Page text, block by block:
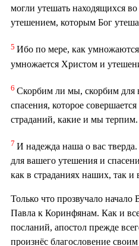
могли утешать находящихся
утешением, которым Бог
5 Ибо по мере, как
умножается Христом и
6 Скорбим ли мы, скорбим для
спасения, которое
страданий, какие и мы терпим.
7 И надежда наша о вас
для вашего утешения и
как в страданиях наших, так и
Только что прозвучало начало
Павла к Коринфянам. Как и
посланий, апостол прежде
произнёс благословение